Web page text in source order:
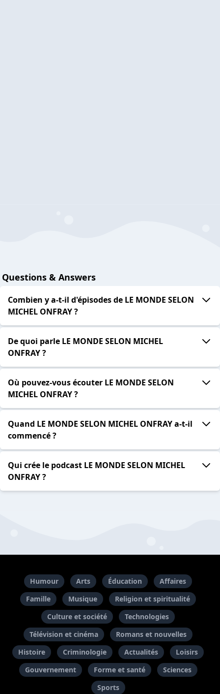
Questions & Answers
Combien y a-t-il d'épisodes de LE MONDE SELON
MICHEL ONFRAY ?
De quoi parle LE MONDE SELON MICHEL
ONFRAY ?
Où pouvez-vous écouter LE MONDE SELON
MICHEL ONFRAY ?
Quand LE MONDE SELON MICHEL ONFRAY a-t-il
commencé ?
Qui crée le podcast LE MONDE SELON MICHEL
ONFRAY ?
Humour Arts Éducation
Affaires
Famille
Musique
Religion et spiritualité
Culture et société
Technologies
Télévision et cinéma
Romans et nouvelles
Histoire
Criminologie Actualités
Loisirs
Gouvernement
Forme et santé
Sciences
Sports